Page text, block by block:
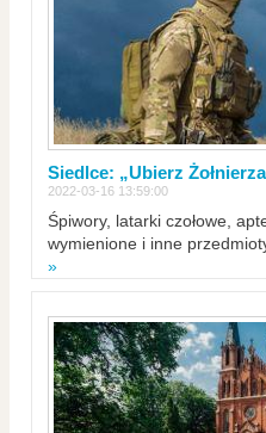
Siedlce: „Ubierz
2022-03-16 13:59:00
Śpiwory, latarki czołowe,
wymienione i inne
»